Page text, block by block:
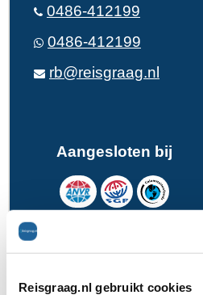
Reisgraag.nl gebruikt cookies
0486-412199
0486-412199
rb@reisgraag.nl
Aangesloten bij